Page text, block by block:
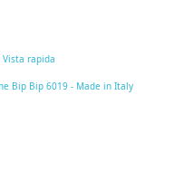
Vista rapida
Bip Bip 6019 - Made in Italy